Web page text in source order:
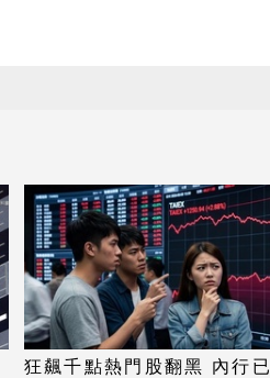
狂飆千點熱門股翻黑 內行已